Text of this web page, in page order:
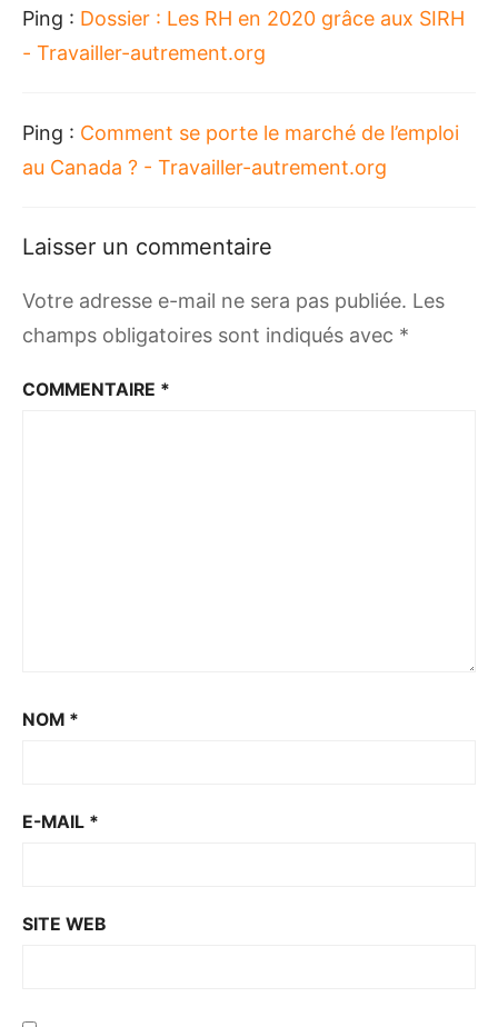
Ping : Dossier : Les RH en 2020 grâce aux SIRH
- Travailler-autrement.org
Ping : Comment se porte le marché de l’emploi
au Canada ? - Travailler-autrement.org
Laisser un commentaire
Votre adresse e-mail ne sera pas publiée. Les
champs obligatoires sont indiqués avec *
COMMENTAIRE *
NOM *
E-MAIL *
SITE WEB